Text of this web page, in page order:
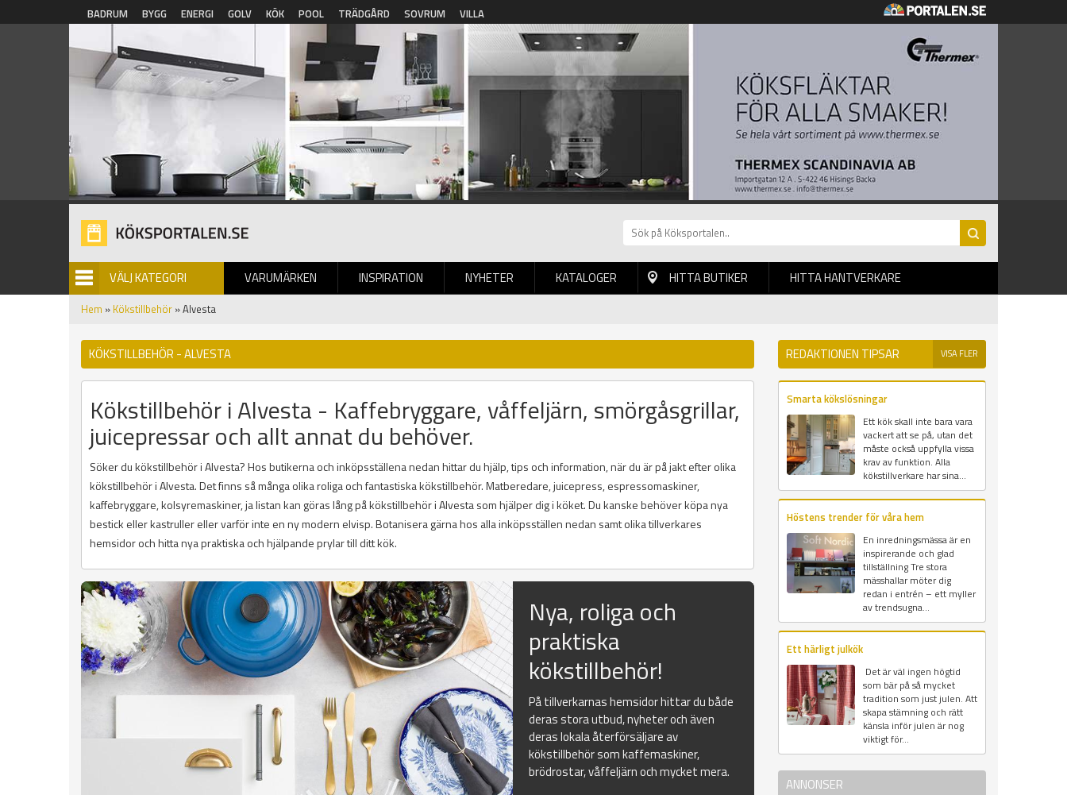
Hoppa till huvudinnehåll
BADRUM BYGG ENERGI GOLV KÖK POOL TRÄDGÅRD SOVRUM VILLA
VÄLJ KATEGORI VARUMÄRKEN INSPIRATION NYHETER
BILDGALLERI KATALOGER HITTA BUTIKER HITTA HANTVERKARE
Hem » Kökstillbehör » Alvesta
KÖKSTILLBEHÖR - ALVESTA
Kökstillbehör i Alvesta - Kaffebryggare, våffeljärn, smörgåsgrillar,
juicepressar och allt annat du behöver.
Söker du kökstillbehör i Alvesta? Hos butikerna och inköpsställena nedan hittar du hjälp, tips och information, när du är på jakt efter olika
kökstillbehör i Alvesta. Det finns så många olika roliga och fantastiska kökstillbehör. Matberedare, juicepress, espressomaskiner,
kaffebryggare, kolsyremaskiner, ja listan kan göras lång på kökstillbehör i Alvesta som hjälper dig i köket. Du kanske behöver köpa nya
bestick eller kastruller eller varför inte en ny modern elvisp. Botanisera gärna hos alla inköpsställen nedan samt olika tillverkares
hemsidor och hitta nya praktiska och hjälpande prylar till ditt kök.
Nya, roliga och
praktiska
kökstillbehör!
På tillverkarnas hemsidor hittar du både
deras stora utbud, nyheter och även
deras lokala återförsäljare av
kökstillbehör som kaffemaskiner,
brödrostar, våffeljärn och mycket mera.
REDAKTIONEN TIPSAR VISA FLER
Smarta kökslösningar
Ett kök skall inte bara vara
vackert att se på, utan det
måste också uppfylla vissa
krav av funktion. Alla
kökstillverkare har sina...
Höstens trender för våra hem
En inredningsmässa är en
inspirerande och glad
tillställning Tre stora
mässhallar möter dig
redan i entrén – ett myller
av trendsugna...
Ett härligt julkök
Det är väl ingen högtid
som bär på så mycket
tradition som just julen. Att
skapa stämning och rätt
känsla inför julen är nog
viktigt för...
ANNONSER